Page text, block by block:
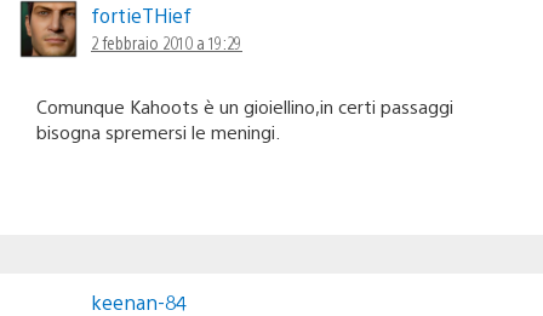
fortieTHief
2 febbraio 2010 a 19:29
Comunque Kahoots è un gioiellino,in certi passaggi
bisogna spremersi le meningi.
keenan-84